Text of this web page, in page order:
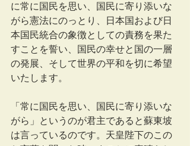
に常に国民を思い、国民に寄り添いな
がら憲法にのっとり、日本国および日
本国民統合の象徴としての責務を果た
すことを誓い、国民の幸せと国の一層
の発展、そして世界の平和を切に希望
いたします。
「常に国民を思い、国民に寄り添いな
がら」というのが君主であると蘇東坡
は言っているのです。天皇陛下のこの